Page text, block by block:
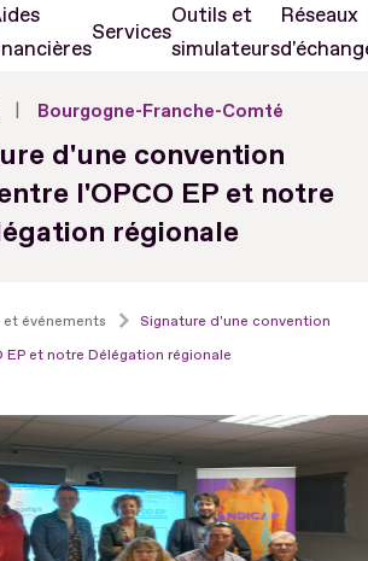
Services
Outils et
simulateurs
Réseaux
Bourgogne-Franche-Comté
d'une convention
l'OPCO EP et notre
régionale
événements
Signature d'une convention
EP et notre Délégation régionale